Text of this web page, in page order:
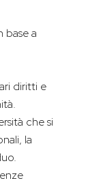
base a
diritti e
che si
la